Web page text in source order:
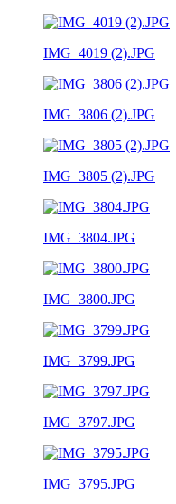
IMG_4019 (2).JPG
IMG_3806 (2).JPG
IMG_3805 (2).JPG
IMG_3804.JPG
IMG_3800.JPG
IMG_3799.JPG
IMG_3797.JPG
IMG_3795.JPG